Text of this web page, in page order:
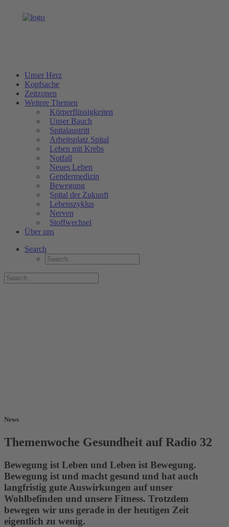
Unser Herz
Kopfsache
Zeitzonen
Weitere Themen
Körperflüssigkeiten
Unser Bauch
Spitalaustritt
Arbeitsplatz Spital
Leben mit Krebs
Notfall
Neues Leben
Gendermedizin
Bewegung
Spital der Zukunft
Lebenszyklus
Nerven
Stoffwechsel
Über uns
Search
News
Themenwoche Gesundheit auf Radio 32
Bewegung ist Leben und Leben ist Bewegung.
Bewegung ist und macht gesund und hat auch
langfristig gute Auswirkungen auf unser
Wohlbefinden und unsere Fitness. Trotzdem
bewegen wir uns gerade in der heutigen Zeit
eigentlich zu wenig.